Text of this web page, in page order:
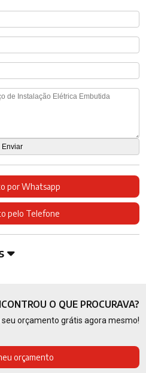
por Whatsapp
pelo Telefone
O QUE PROCURAVA?
seu orçamento grátis agora mesmo!
orçamento